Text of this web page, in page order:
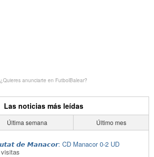
¿Quieres anunciarte en FutbolBalear?
Las noticias más leídas
Última semana Último mes
𝙙𝙚 𝙈𝙖𝙣𝙖𝙘𝙤𝙧: CD Manacor 0-2 UD